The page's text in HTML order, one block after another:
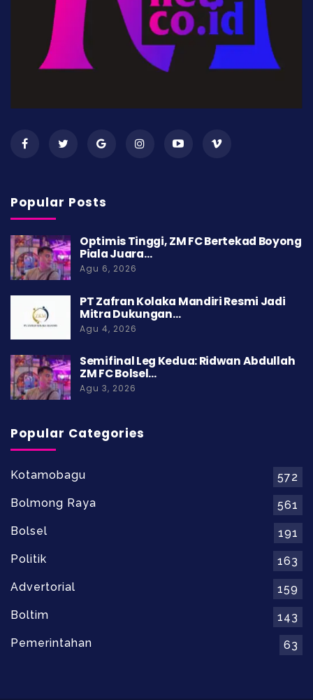
Popular Posts
Optimis Tinggi, ZM FC Bertekad Boyong
Piala Juara…
Agu 6, 2026
PT Zafran Kolaka Mandiri Resmi Jadi
Mitra Dukungan…
Agu 4, 2026
Semifinal Leg Kedua: Ridwan Abdullah
ZM FC Bolsel…
Agu 3, 2026
Popular Categories
Kotamobagu
572
Bolmong Raya
561
Bolsel
191
Politik
163
Advertorial
159
Boltim
143
Pemerintahan
63